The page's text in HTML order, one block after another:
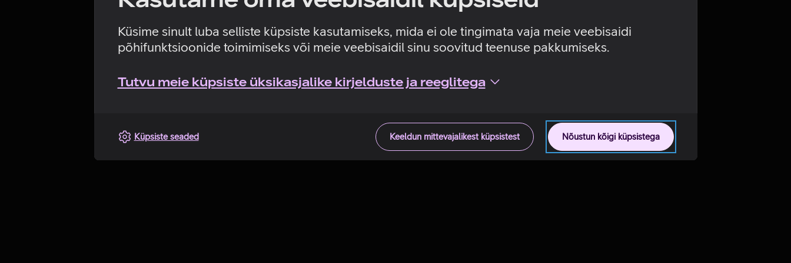
Küsime sinult luba selliste küpsiste kasutamiseks, mida ei ole tingimata vaja meie veebisaidi
põhifunktsioonide toimimiseks või meie veebisaidil sinu soovitud teenuse pakkumiseks.
Tutvu meie küpsiste üksikasjalike kirjelduste ja reeglitega
Nõustun kõigi küpsistega
Keeldun mittevajalikest küpsistest
Küpsiste seaded